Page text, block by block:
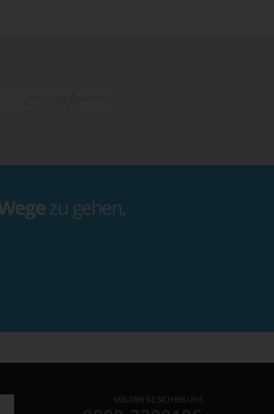
zu gehen,
MELDEN SIE SICH BEI UNS